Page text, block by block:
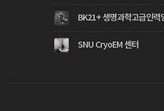
BK21+ 생명과학고급인력
SNU CryoEM 센터